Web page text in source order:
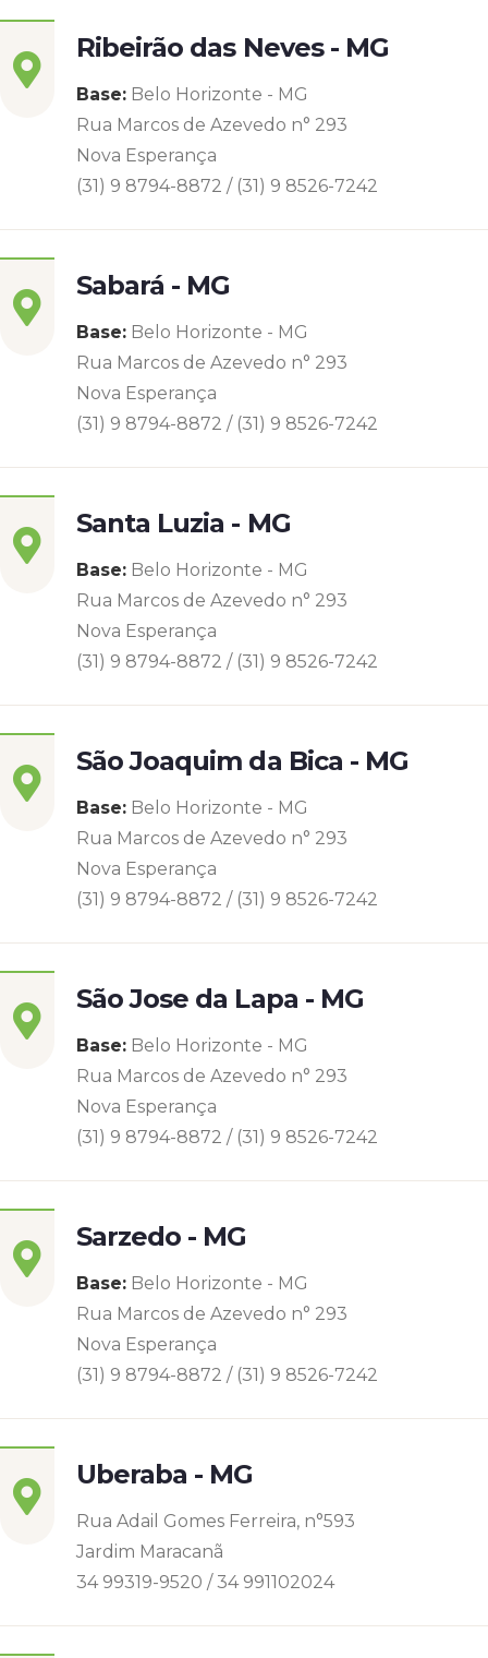
Ribeirão das Neves - MG
Base: Belo Horizonte - MG
Rua Marcos de Azevedo n° 293
Nova Esperança
(31) 9 8794-8872 / (31) 9 8526-7242
Sabará - MG
Base: Belo Horizonte - MG
Rua Marcos de Azevedo n° 293
Nova Esperança
(31) 9 8794-8872 / (31) 9 8526-7242
Santa Luzia - MG
Base: Belo Horizonte - MG
Rua Marcos de Azevedo n° 293
Nova Esperança
(31) 9 8794-8872 / (31) 9 8526-7242
São Joaquim da Bica - MG
Base: Belo Horizonte - MG
Rua Marcos de Azevedo n° 293
Nova Esperança
(31) 9 8794-8872 / (31) 9 8526-7242
São Jose da Lapa - MG
Base: Belo Horizonte - MG
Rua Marcos de Azevedo n° 293
Nova Esperança
(31) 9 8794-8872 / (31) 9 8526-7242
Sarzedo - MG
Base: Belo Horizonte - MG
Rua Marcos de Azevedo n° 293
Nova Esperança
(31) 9 8794-8872 / (31) 9 8526-7242
Uberaba - MG
Rua Adail Gomes Ferreira, n°593
Jardim Maracanã
34 99319-9520 / 34 991102024